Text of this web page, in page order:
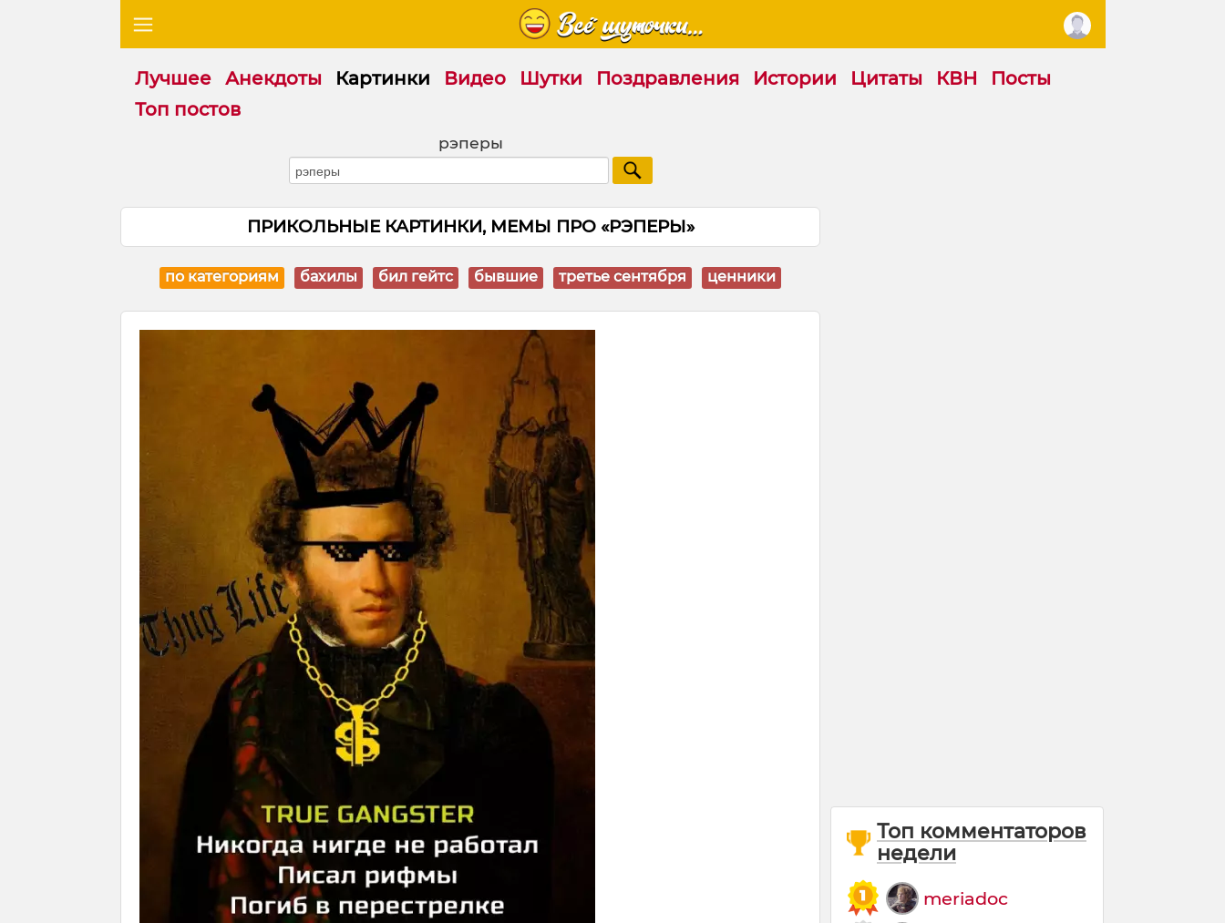
Лучшее Анекдоты Картинки Видео Шутки Поздравления Истории Цитаты КВН
Посты
Топ постов
рэперы
ПРИКОЛЬНЫЕ КАРТИНКИ, МЕМЫ ПРО «РЭПЕРЫ»
по категориям бахилы бил гейтс бывшие третье сентября ценники
Топ комментаторов
недели
meriadoc